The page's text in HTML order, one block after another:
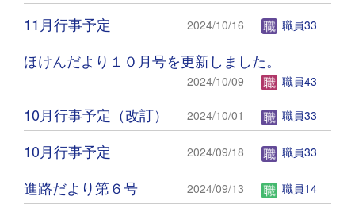
11月行事予定 2024/10/16 職員33
ほけんだより１０月号を更新しました。
2024/10/09 職員43
10月行事予定（改訂） 2024/10/01 職員33
10月行事予定 2024/09/18 職員33
進路だより第６号 2024/09/13 職員14